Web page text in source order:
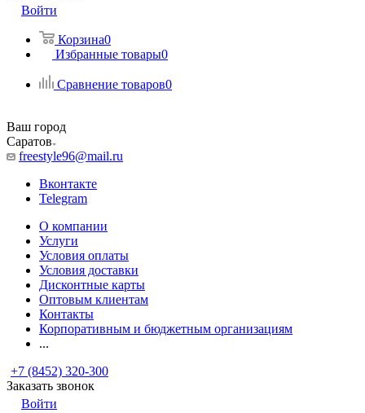
Войти
Корзина0
Избранные товары0
Сравнение товаров0
Ваш город
Саратов
freestyle96@mail.ru
Вконтакте
Telegram
О компании
Услуги
Условия оплаты
Условия доставки
Дисконтные карты
Оптовым клиентам
Контакты
Корпоративным и бюджетным организациям
...
+7 (8452) 320-300
Заказать звонок
Войти